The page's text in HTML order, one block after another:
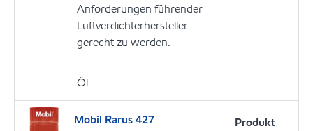
Anforderungen führender
Luftverdichterhersteller
gerecht zu werden.
Öl
Mobil Rarus 427
Produkt